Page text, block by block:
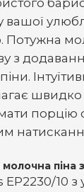
вашої
Потужна
з
швидко
порцію
молочна піна
EP2230/10